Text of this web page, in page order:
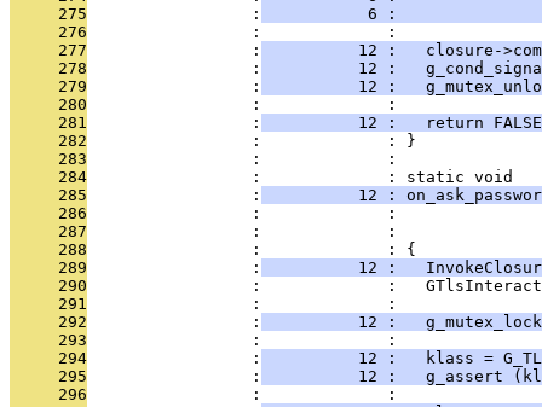
     275
                 :
6 :
     276
                 :             :
     277
                 :
12 :   closure-
     278
                 :
12 :
     279
                 :
12 :
     280
                 :             :
     281
                 :
12 :   return
     282
                 :             : }
     283
                 :             :
     284
                 :             : static void
     285
                 :
12 :
     286
:             :
     287
:             :
     288
                 :             : {
     289
                 :
12 :
     290
:             :
     291
                 :             :
     292
                 :
12 :
     293
                 :             :
     294
                 :
12 :   klass =
     295
                 :
12 :   g_assert
     296
                 :             :